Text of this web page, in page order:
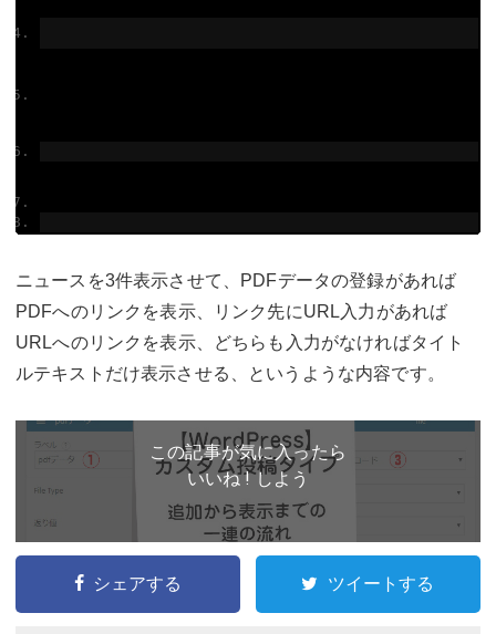
ニュースを3件表示させて、PDFデータの登録があれば
PDFへのリンクを表示、リンク先にURL入力があれば
URLへのリンクを表示、どちらも入力がなければタイト
ルテキストだけ表示させる、というような内容です。
この記事が気に入ったら
いいね ! しよう
シェアする ツイートする